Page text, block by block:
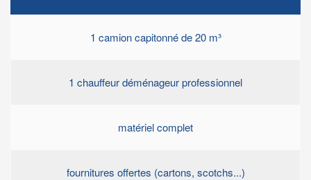
1 camion capitonné de 20 m³
1 chauffeur déménageur professionnel
matériel complet
fournitures offertes (cartons, scotchs...)